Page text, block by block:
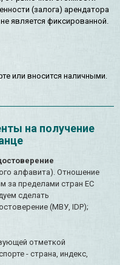
(залога) арендатора
является фиксированной.
или вносится наличными.
на получение
алфавита). Отношение
за пределами стран ЕС
сделать
(МВУ, IDP);
отметкой
- страна, индекс,